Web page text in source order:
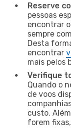
Reserve
pessoas
encontrar
sempre
Desta
encontrar
mais pelos
Verifique
Quando o
de voos
custo.
forem